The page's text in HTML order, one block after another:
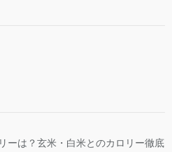
ーは？玄米・白米とのカロリー徹底